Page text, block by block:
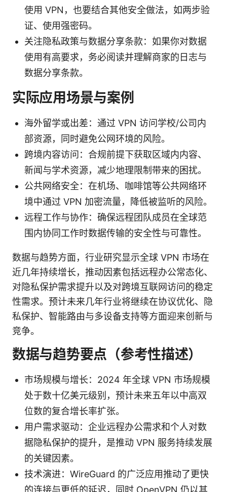
使用 VPN，也要结合其他安全做法，如两步验
证、使用强密码。
关注隐私政策与数据分享条款：如果你对数据
使用有高要求，务必阅读并理解商家的日志与
数据分享条款。
实际应用场景与案例
海外留学或出差：通过 VPN 访问学校/公司内
部资源，同时避免公网环境的风险。
跨境内容访问：合规前提下获取区域内内容、
新闻与学术资源，减少地理限制带来的困扰。
公共网络安全：在机场、咖啡馆等公共网络环
境中通过 VPN 加密流量，降低被监听的风险。
远程工作与协作：确保远程团队成员在全球范
围内协同工作时数据传输的安全性与可靠性。
数据与趋势方面，行业研究显示全球 VPN 市场在
近几年持续增长，推动因素包括远程办公常态化、
对隐私保护需求提升以及对跨境互联网访问的稳定
性需求。预计未来几年行业将继续在协议优化、隐
私保护、智能路由与多设备支持等方面迎来创新与
竞争。
数据与趋势要点（参考性描述）
市场规模与增长：2024 年全球 VPN 市场规模
处于数十亿美元级别，预计未来五年以中高双
位数的复合增长率扩张。
用户需求驱动：企业远程办公需求和个人对数
据隐私保护的提升，是推动 VPN 服务持续发展
的关键因素。
技术演进：WireGuard 的广泛应用推动了更快
的连接与更低的延迟，同时 OpenVPN 仍以其